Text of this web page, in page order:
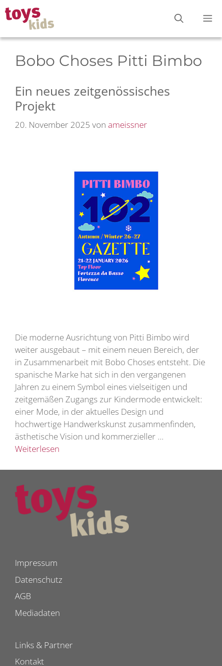
Zum
Inhalt
springen
Bobo Choses Pitti Bimbo
Ein neues zeitgenössisches
Projekt
20. November 2025 von ameissner
Die moderne Ausrichtung von Pitti Bimbo wird
weiter ausgebaut – mit einem neuen Bereich, der
in Zusammenarbeit mit Bobo Choses entsteht. Die
spanische Marke hat sich in den vergangenen
Jahren zu einem Symbol eines vielseitigen und
zeitgemäßen Zugangs zur Kindermode entwickelt:
einer Mode, in der aktuelles Design und
hochwertige Handwerkskunst zusammenfinden,
ästhetische Vision und kommerzieller …
Weiterlesen
Impressum
Datenschutz
AGB
Mediadaten
Links & Partner
Kontakt